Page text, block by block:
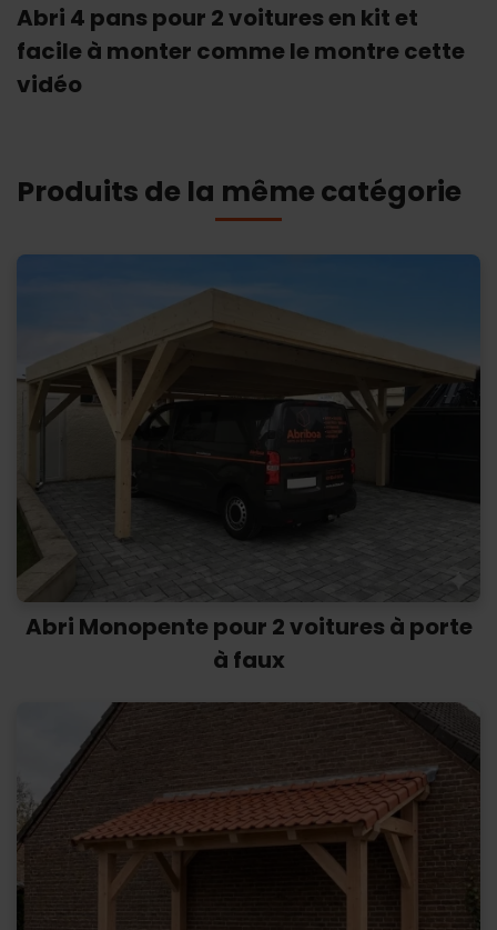
Abri 4 pans pour 2 voitures en kit et
facile à monter comme le montre cette
vidéo
Produits de la même catégorie
Abri Monopente pour 2 voitures à porte
à faux